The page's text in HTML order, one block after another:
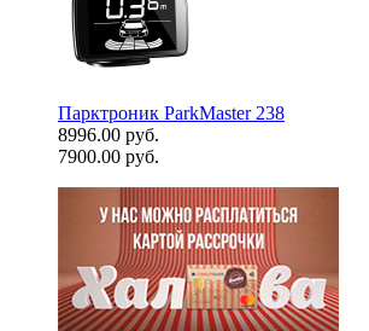
Парктроник ParkMaster 238
8996.00 руб.
7900.00 руб.